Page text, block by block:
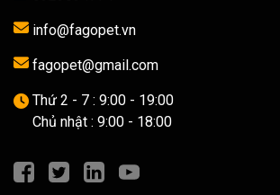
info@fagopet.vn
fagopet@gmail.com
Thứ 2 - 7 : 9:00 - 19:00
Chủ nhật : 9:00 - 18:00